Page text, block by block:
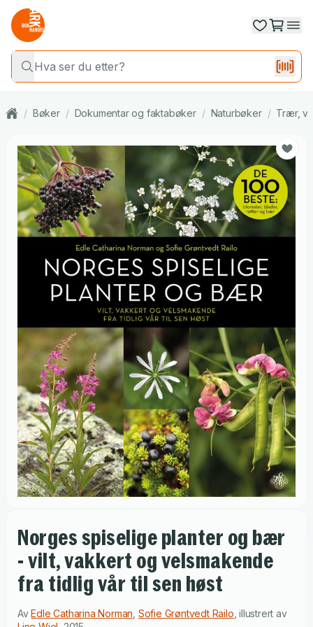
/ Bøker / Dokumentar og faktabøker / Naturbøker / Trær,
Norges spiselige planter og bær
- vilt, vakkert og velsmakende
fra tidlig vår til sen høst
AvEdle Catharina Norman Sofie Grøntvedt Railo ,illustrert av